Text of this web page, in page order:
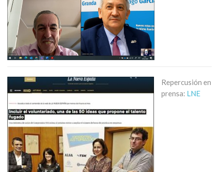
Repercusión en
prensa: LNE